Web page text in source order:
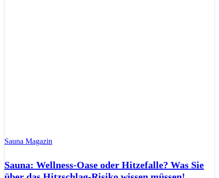
Sauna Magazin
Sauna: Wellness-Oase oder Hitzefalle? Was Sie